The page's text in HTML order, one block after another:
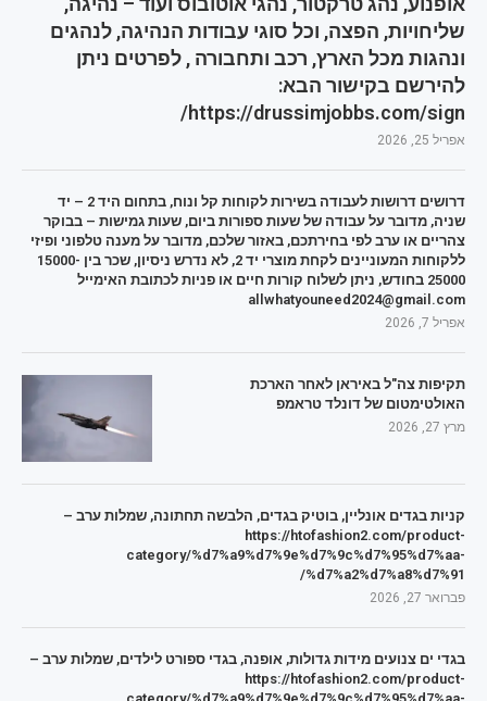
שליחויות, הפצה, וכל סוגי עבודות הנהיגה, לנהגים
ונהגות מכל הארץ, רכב ותחבורה , לפרטים ניתן
להירשם בקישור הבא:
https://drussimjobbs.com/sign/
אפריל 25, 2026
דרושים דרושות לעבודה בשירות לקוחות קל ונוח, בתחום היד 2 – יד
שניה, מדובר על עבודה של שעות ספורות ביום, שעות גמישות – בבוקר
צהריים או ערב לפי בחירתכם, באזור שלכם, מדובר על מענה טלפוני ופיזי
ללקוחות המעוניינים לקחת מוצרי יד 2, לא נדרש ניסיון, שכר בין 15000-
25000 בחודש, ניתן לשלוח קורות חיים או פניות לכתובת האימייל
allwhatyouneed2024@gmail.com
אפריל 7, 2026
תקיפות צה"ל באיראן לאחר הארכת
האולטימטום של דונלד טראמפ
מרץ 27, 2026
קניות בגדים אונליין, בוטיק בגדים, הלבשה תחתונה, שמלות ערב –
https://htofashion2.com/product-
category/%d7%a9%d7%9e%d7%9c%d7%95%d7%aa-
%d7%a2%d7%a8%d7%91/
פברואר 27, 2026
בגדי ים צנועים מידות גדולות, אופנה, בגדי ספורט לילדים, שמלות ערב –
https://htofashion2.com/product-